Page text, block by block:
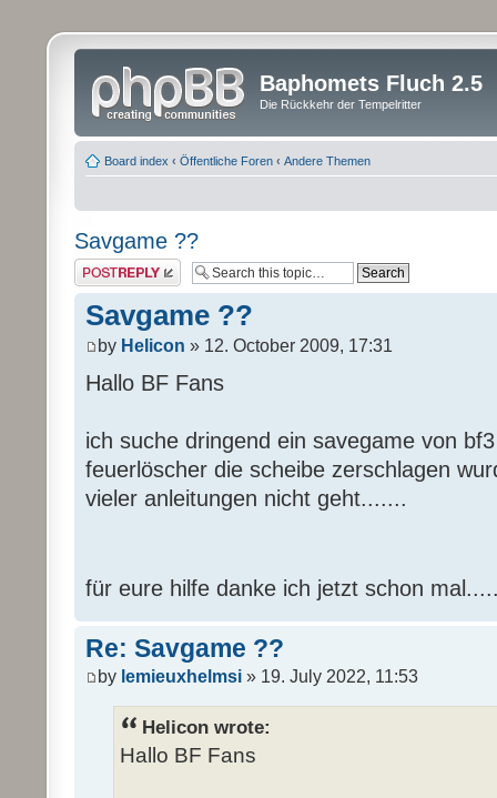
Baphomets Fluch 2.5
Die Rückkehr der Tempelritter
Board index ‹ Öffentliche Foren ‹ Andere Themen
Savgame ??
Post a reply
Savgame ??
by Helicon » 12. October 2009, 17:31
Hallo BF Fans
ich suche dringend ein savegame von
feuerlöscher die scheibe zerschlagen
vieler anleitungen nicht geht.......
für eure hilfe danke ich jetzt schon
Re: Savgame ??
by lemieuxhelmsi » 19. July 2022, 11:53
Helicon wrote:
Hallo BF Fans